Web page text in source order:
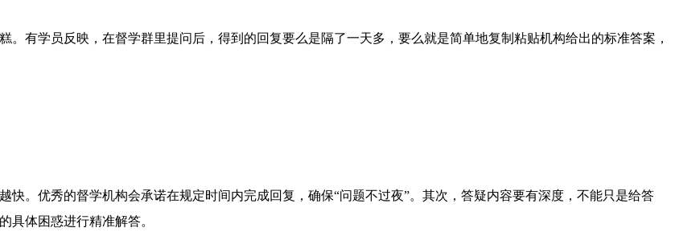
有学员反映，在督学群里提问后，得到的回复要么是隔了一天多，要么就是简单地复制粘贴机构给出的标准答案，
。优秀的督学机构会承诺在规定时间内完成回复，确保“问题不过夜”。其次，答疑内容要有深度，不能只是给答
具体困惑进行精准解答。